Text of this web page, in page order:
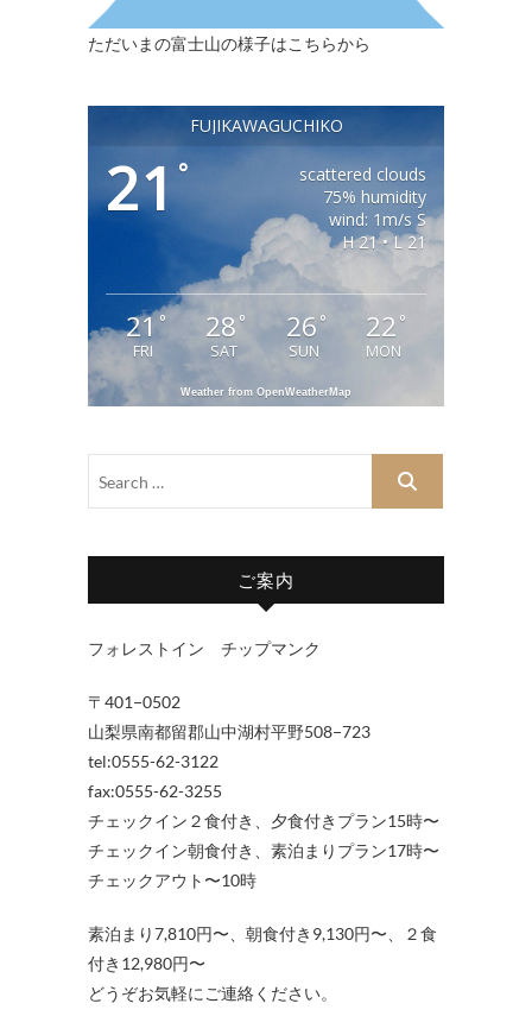
ただいまの富士山の様子はこちらから
FUJIKAWAGUCHIKO
21°
scattered clouds
75% humidity
wind: 1m/s S
H 21 • L 21
21 °
FRI
28 °
SAT
26°
SUN
22 °
MON
Weather from OpenWeatherMap
ご案内
フォレストイン チップマンク
〒401−0502
山梨県南都留郡山中湖村平野508−723
tel:0555-62-3122
fax:0555-62-3255
チェックイン２食付き、夕食付きプラン15時〜
チェックイン朝食付き、素泊まりプラン17時〜
チェックアウト〜10時
素泊まり7,810円〜、朝食付き9,130円〜、２食
付き12,980円〜
どうぞお気軽にご連絡ください。